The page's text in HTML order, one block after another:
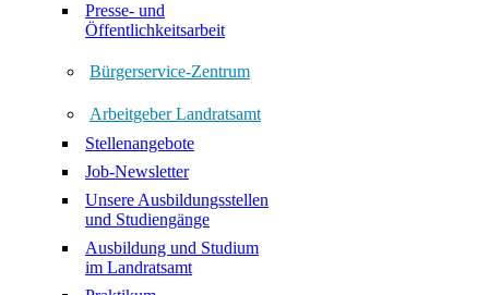
Presse- und
Öffentlichkeitsarbeit
Bürgerservice-Zentrum
Arbeitgeber Landratsamt
Stellenangebote
Job-Newsletter
Unsere Ausbildungsstellen
und Studiengänge
Ausbildung und Studium
im Landratsamt